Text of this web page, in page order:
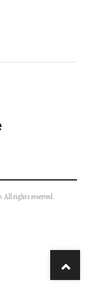
All rights reserved.